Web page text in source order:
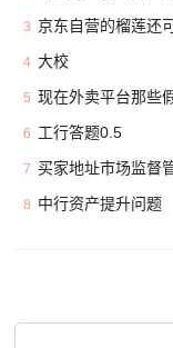
3 京东自营的榴莲还
4 大校
5 现在外卖平台那些
6 工行答题0.5
7 买家地址市场监督
8 中行资产提升问题